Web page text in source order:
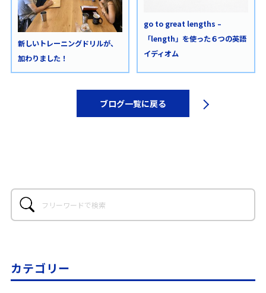
新しいトレーニングドリルが、
加わりました！
go to great lengths –
「length」を使った６つの英語
イディオム
ブログ一覧に戻る
カテゴリー